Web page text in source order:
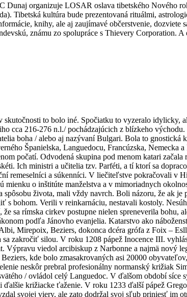
organizuje LOSAR oslava tibetského Nového
Tibetská kultúra bude prezentovaná rituálmi,
knihy, ale aj zaujímavé občerstvenie, dozviete
známu zo spolupráce s Thievery Corporation.
to bolo iné. Spočiatku to vyzeralo idylicky,
cca 216-276 n.l./ pochádzajúcich z blízkeho
boha / alebo aj nazývaní Bulgari. Bola to gnostická
Španielska, Languedocu, Francúzska,
počatí. Odvodená skupina pod menom katari
Ich ministri a učitelia tzv. Parféti, a tí ktorí sa
remeselníci a súkenníci. V liečiteľstve pokračovali v
o inštitúte manželstva a v mimoriadnych
života, mali vždy navrch. Boli názoru, že ak
bohom. Verili v reinkarnáciu, nestavali kostoly.
sa rímska cirkev postupne nielen spreneverila bohu,
podľa Jánovho evanjelia. Katarstvo ako
Mirepoix, Beziers, dokonca dcéra grófa z Foix –
zakročiť silou. V roku 1208 pápež Inocence III.
viedol arcibiskup z Narbonne a najmä nový
kde bolo zmasakrovaných asi 20000
neskôr prebral profesionálny normanský križiak
/ ovládol celý Languedoc. V ďalšom období
križiacke ťaženie. V roku 1233 ďalší pápež
svojej viery, ale zato dodržal svoj sľub priniesť im